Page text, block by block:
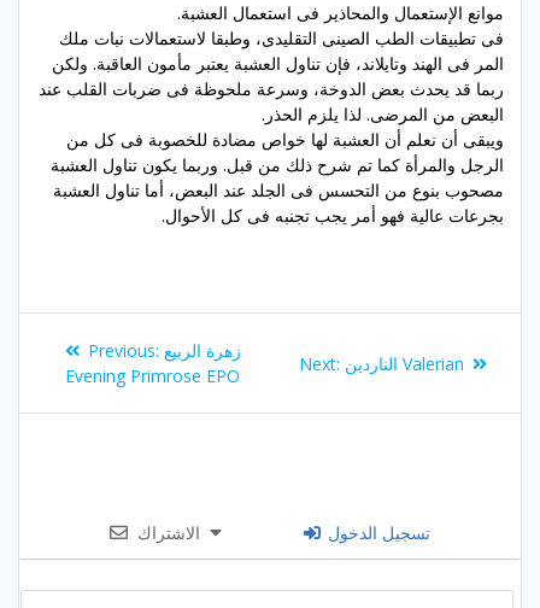
موانع الإستعمال والمحاذير فى استعمال العشبة.
فى تطبيقات الطب الصينى التقليدى، وطبقا لاستعمالات نبات ملك
المر فى الهند وتايلاند، فإن تناول العشبة يعتبر مأمون العاقبة. ولكن
ربما قد يحدث بعض الدوخة، وسرعة ملحوظة فى ضربات القلب عند
البعض من المرضى. لذا يلزم الحذر.
ويبقى أن نعلم أن العشبة لها خواص مضادة للخصوبة فى كل من
الرجل والمرأة كما تم شرح ذلك من قبل. وربما يكون تناول العشبة
مصحوب بنوع من التحسس فى الجلد عند البعض، أما تناول العشبة
بجرعات عالية فهو أمر يجب تجنبه فى كل الأحوال.
Post
navigation
Previous: Previous
post:
زهرة الربيع
Evening Primrose EPO
Next: Next
الناردين Valerian
الاشتراك تسجيل الدخول